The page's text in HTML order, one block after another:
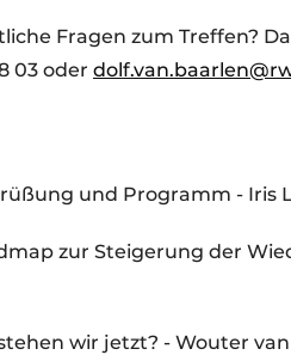
Fragen zum Treffen?
03 oder
und Programm -
zur Steigerung der
stehen wir jetzt? - Wouter